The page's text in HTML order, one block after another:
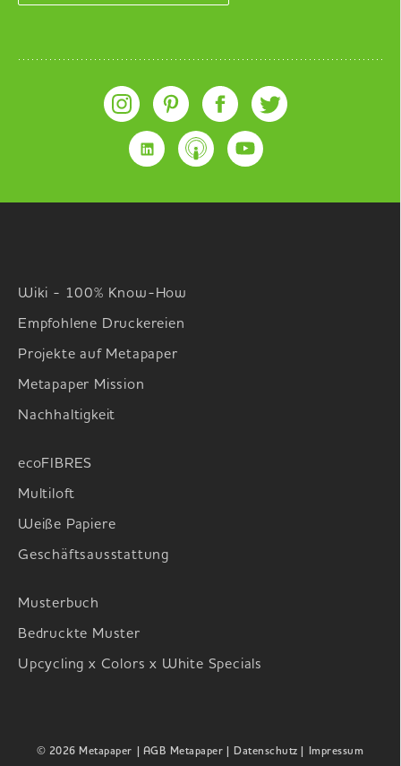
Wiki - 100% Know-How
Empfohlene Druckereien
Projekte auf Metapaper
Metapaper Mission
Nachhaltigkeit
ecoFIBRES
Multiloft
Weiße Papiere
Geschäftsausstattung
Musterbuch
Bedruckte Muster
Upcycling x Colors x White Specials
© 2026 Metapaper | AGB Metapaper | Datenschutz | Impressum